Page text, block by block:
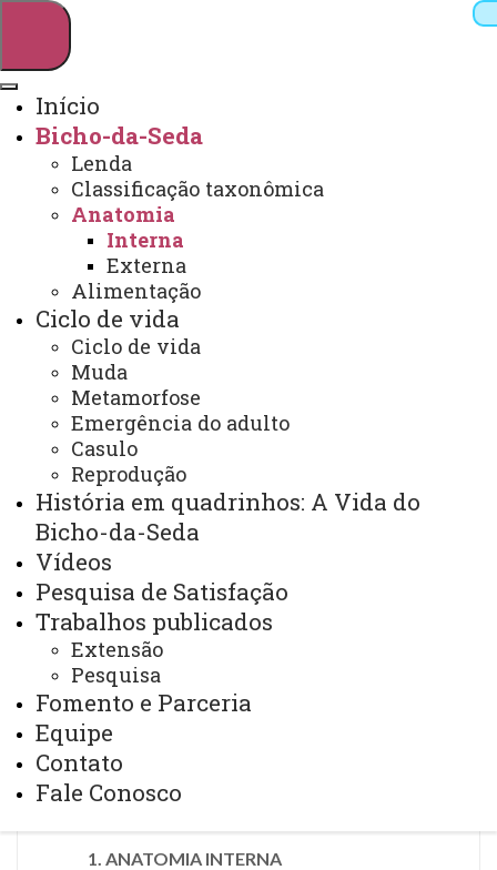
Webmail Sistemas
Arquivo Virtual
Início
Bicho-da-Seda
Lenda
Classificação taxonômica
Anatomia
Interna
Externa
Alimentação
Ciclo de vida
Ciclo de vida
Muda
Metamorfose
Emergência do adulto
Casulo
Reprodução
História em quadrinhos: A Vida do
Bicho-da-Seda
Vídeos
Pesquisa de Satisfação
Trabalhos publicados
Extensão
Pesquisa
Fomento e Parceria
Equipe
Contato
Fale Conosco
Interna
1. ANATOMIA INTERNA